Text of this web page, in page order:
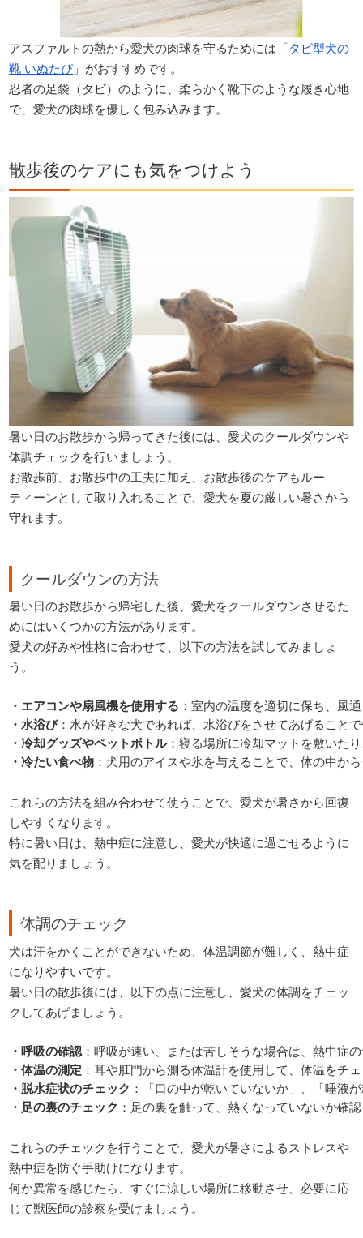
アスファルトの熱から愛犬の肉球を守るためには「 タビ型犬の
靴 いぬたび」がおすすめです。
忍者の足袋（タビ）のように、柔らかく靴下のような履き心地
で、愛犬の肉球を優しく包み込みます。
散歩後のケアにも気をつけよう
暑い日のお散歩から帰ってきた後には、愛犬のクールダウンや
体調チェックを行いましょう。
お散歩前、お散歩中の工夫に加え、お散歩後のケアもルー
ティーンとして取り入れることで、愛犬を夏の厳しい暑さから
守れます。
クールダウンの方法
暑い日のお散歩から帰宅した後、愛犬をクールダウンさせるた
めにはいくつかの方法があります。
愛犬の好みや性格に合わせて、以下の方法を試してみましょ
う。
・エアコンや扇風機を使用する ：室内の温度を適切に保ち、風
・水浴び：水が好きな犬であれば、水浴びをさせてあげること
・冷却グッズやペットボトル：寝る場所に冷却マットを敷いた
・冷たい食べ物 ：犬用のアイスや氷を与えることで、体の中か
これらの方法を組み合わせて使うことで、愛犬が暑さから回復
しやすくなります。
特に暑い日は、熱中症に注意し、愛犬が快適に過ごせるように
気を配りましょう。
体調のチェック
犬は汗をかくことができないため、体温調節が難しく、熱中症
になりやすいです。
暑い日の散歩後には、以下の点に注意し、愛犬の体調をチェッ
クしてあげましょう。
・呼吸の確認 ：呼吸が速い、または苦しそうな場合は、熱中症
・体温の測定 ：耳や肛門から測る体温計を使用して、体温をチ
・脱水症状のチェック ：「口の中が乾いていないか」、「唾液
・足の裏のチェック ：足の裏を触って、熱くなっていないか確
これらのチェックを行うことで、愛犬が暑さによるストレスや
熱中症を防ぐ手助けになります。
何か異常を感じたら、すぐに涼しい場所に移動させ、必要に応
じて獣医師の診察を受けましょう。